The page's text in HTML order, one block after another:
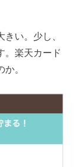
い。少し、
。楽天カード
。